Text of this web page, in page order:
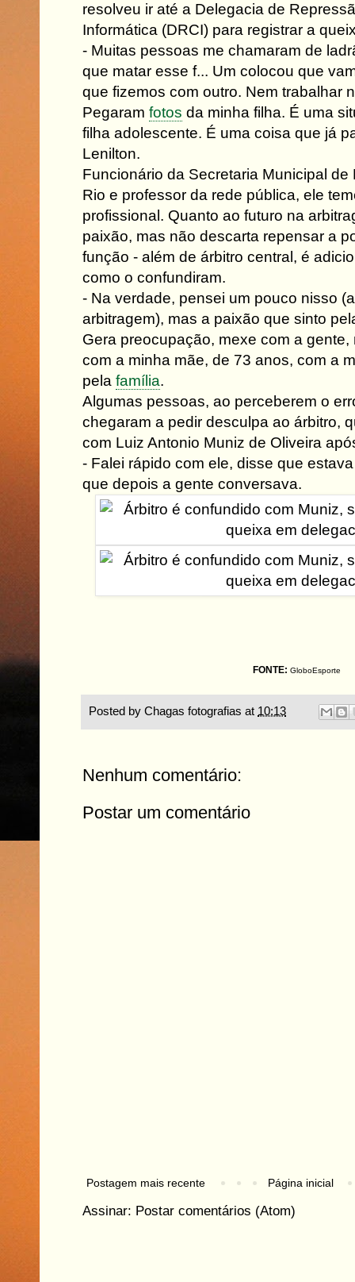
resolveu ir até a Delegacia de
Informática (DRCI) para registrar a
- Muitas pessoas me chamaram de
que matar esse f... Um colocou que
que fizemos com outro. Nem trabalhar
Pegaram fotos da minha filha. É uma
filha adolescente. É uma coisa que já
Lenilton.
Funcionário da Secretaria Municipal
Rio e professor da rede pública, ele
profissional. Quanto ao futuro na
paixão, mas não descarta repensar a
função - além de árbitro central, é
como o confundiram.
- Na verdade, pensei um pouco nisso
arbitragem), mas a paixão que sinto
Gera preocupação, mexe com a
com a minha mãe, de 73 anos, com a
pela família.
Algumas pessoas, ao perceberem o
chegaram a pedir desculpa ao árbitro,
com Luiz Antonio Muniz de Oliveira
- Falei rápido com ele, disse que
que depois a gente conversava.
FONTE: GloboEsporte
Posted by Chagas fotografias at 10:13
Nenhum comentário:
Postar um comentário
Postagem mais recente Página inicial
Assinar: Postar comentários (Atom)